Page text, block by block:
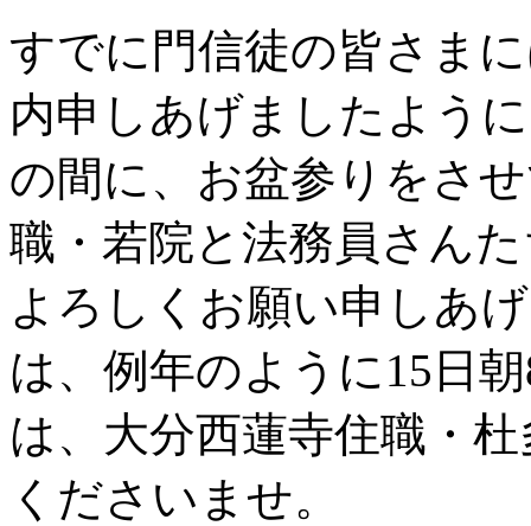
すでに門信徒の皆さま
内申しあげましたよう
の間に、お盆参りをさ
職・若院と法務員さん
よろしくお願い申しあ
は、例年のように15日
は、大分西蓮寺住職・
くださいませ。